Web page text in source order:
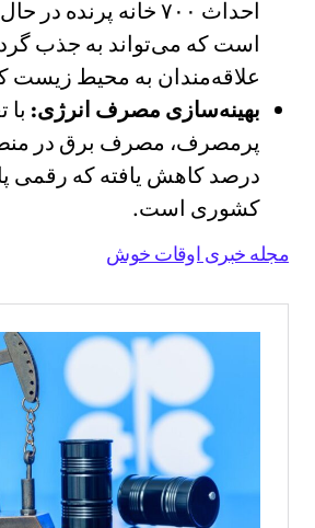
احداث ۷۰۰ خانه پرنده
است که می‌تواند به جذب
علاقه‌مندان به محیط زیست
بهینه‌سازی مصرف انرژی:
درصد کاهش یافته که رقمی
کشوری است.
مجله خبری اوقات خوش